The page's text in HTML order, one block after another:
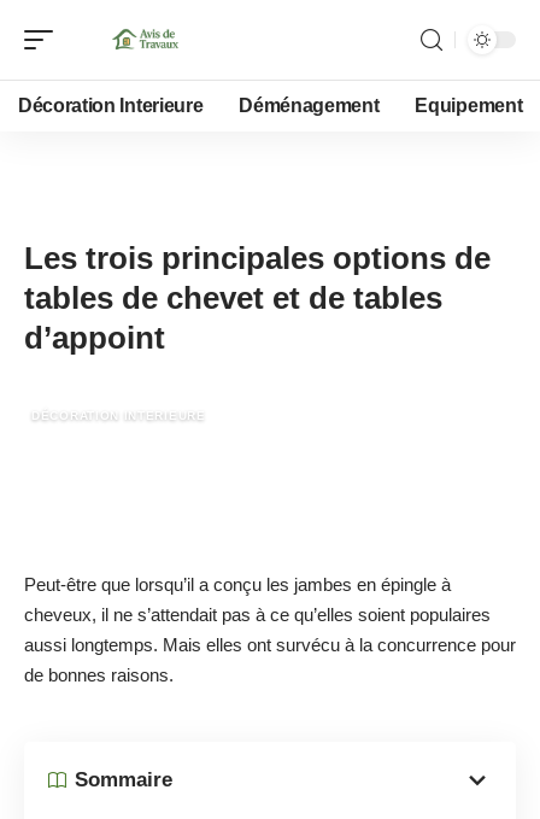
Décoration Interieure Déménagement Equipement
Les trois principales options de
tables de chevet et de tables
d’appoint
DÉCORATION INTERIEURE
Peut-être que lorsqu’il a conçu les jambes en épingle à
cheveux, il ne s’attendait pas à ce qu’elles soient populaires
aussi longtemps. Mais elles ont survécu à la concurrence pour
de bonnes raisons.
Sommaire